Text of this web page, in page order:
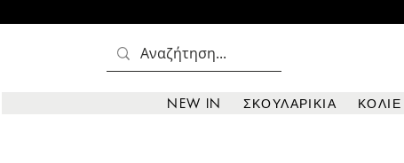
NEW IN ΣΚΟΥΛΑΡΙΚΙΑ ΚΟΛΙΕ